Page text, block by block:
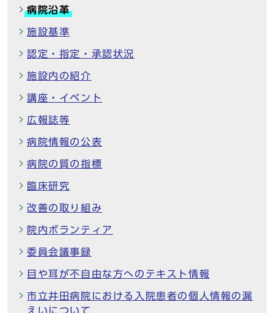
病院沿革
施設基準
認定・指定・承認状況
施設内の紹介
講座・イベント
広報誌等
病院情報の公表
病院の質の指標
臨床研究
改善の取り組み
院内ボランティア
委員会議事録
目や耳が不自由な方へのテキスト情報
市立井田病院における入院患者の個人情報の漏
えいについて